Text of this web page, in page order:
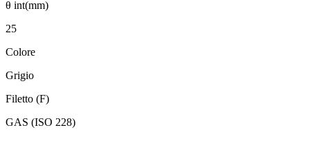
θ int(mm)
25
Colore
Grigio
Filetto (F)
GAS (ISO 228)